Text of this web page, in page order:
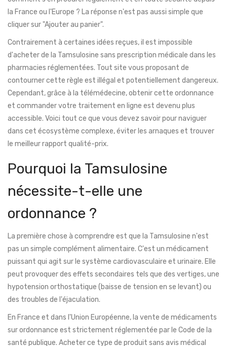
la France ou l'Europe ? La réponse n'est pas aussi simple que
cliquer sur "Ajouter au panier".
Contrairement à certaines idées reçues, il est impossible
d'acheter de la Tamsulosine sans prescription médicale dans les
pharmacies réglementées. Tout site vous proposant de
contourner cette règle est illégal et potentiellement dangereux.
Cependant, grâce à la télémédecine, obtenir cette ordonnance
et commander votre traitement en ligne est devenu plus
accessible. Voici tout ce que vous devez savoir pour naviguer
dans cet écosystème complexe, éviter les arnaques et trouver
le meilleur rapport qualité-prix.
Pourquoi la Tamsulosine
nécessite-t-elle une
ordonnance ?
La première chose à comprendre est que la Tamsulosine n'est
pas un simple complément alimentaire. C'est un médicament
puissant qui agit sur le système cardiovasculaire et urinaire. Elle
peut provoquer des effets secondaires tels que des vertiges, une
hypotension orthostatique (baisse de tension en se levant) ou
des troubles de l'éjaculation.
En France et dans l'Union Européenne, la vente de médicaments
sur ordonnance est strictement réglementée par le Code de la
santé publique. Acheter ce type de produit sans avis médical